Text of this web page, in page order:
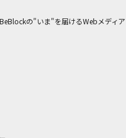
BeBlockの"いま"を届けるWebメディア